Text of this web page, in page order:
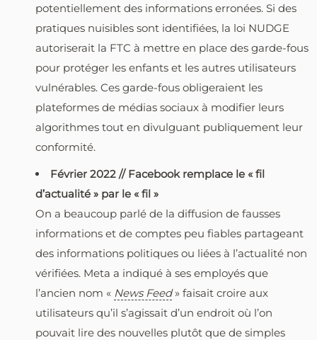
potentiellement des informations erronées. Si des
pratiques nuisibles sont identifiées, la loi NUDGE
autoriserait la FTC à mettre en place des garde-fous
pour protéger les enfants et les autres utilisateurs
vulnérables. Ces garde-fous obligeraient les
plateformes de médias sociaux à modifier leurs
algorithmes tout en divulguant publiquement leur
conformité.
Février 2022 // Facebook remplace le « fil
d’actualité » par le « fil »
On a beaucoup parlé de la diffusion de fausses
informations et de comptes peu fiables partageant
des informations politiques ou liées à l’actualité non
vérifiées. Meta a indiqué à ses employés que
l’ancien nom « News Feed» faisait croire aux
utilisateurs qu’il s’agissait d’un endroit où l’on
pouvait lire des nouvelles plutôt que de simples